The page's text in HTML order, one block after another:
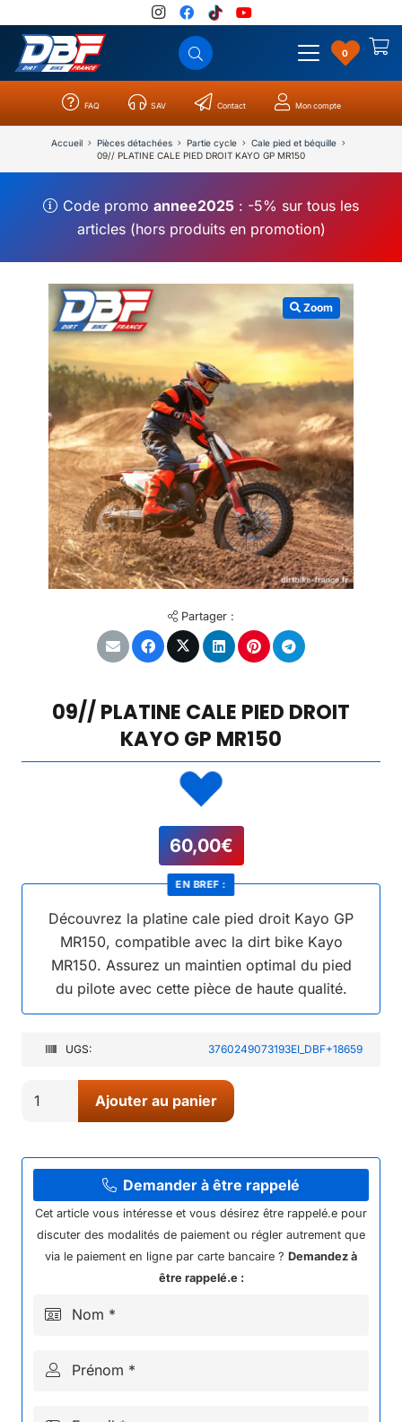
0
FAQ SAV Contact Mon compte
Accueil Pièces détachées Partie cycle
Cale pied et béquille
09// PLATINE CALE PIED DROIT KAYO GP MR150
Code promoannee2025 : -5% sur tous les
articles (hors produits en promotion)
Zoom
Partager :
09// PLATINE CALE PIED DROIT
KAYO GP MR150
60,00€
Découvrez la platine cale pied droit Kayo GP
MR150, compatible avec la dirt bike Kayo
MR150. Assurez un maintien optimal du pied
du pilote avec cette pièce de haute qualité.
EN BREF :
UGS: 3760249073193EI_DBF+18659
PLATINE
PIED
DROIT
KAYO
Ajouter au panier
Demander à être rappelé
Cet article vous intéresse et vous désirez être rappelé.e pour
discuter des modalités de paiement ou régler autrement que
via le paiement en ligne par carte bancaire ? Demandez à
être rappelé.e :
Nom *
Prénom *
Catégories Résultats